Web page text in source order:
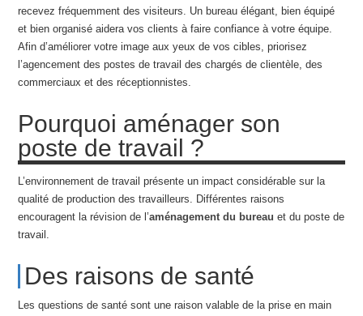
recevez fréquemment des visiteurs. Un bureau élégant, bien équipé
et bien organisé aidera vos clients à faire confiance à votre équipe.
Afin d’améliorer votre image aux yeux de vos cibles, priorisez
l’agencement des postes de travail des chargés de clientèle, des
commerciaux et des réceptionnistes.
Pourquoi aménager son
poste de travail ?
L’environnement de travail présente un impact considérable sur la
qualité de production des travailleurs. Différentes raisons
encouragent la révision de l’aménagement du bureau et du poste de
travail.
Des raisons de santé
Les questions de santé sont une raison valable de la prise en main